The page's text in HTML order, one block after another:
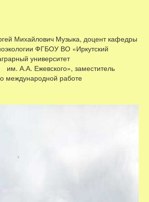
Музыка, доцент кафедры
ФГБОУ ВО «Иркутский
аграрный университет
заместитель
международной работе